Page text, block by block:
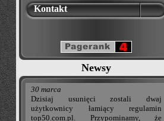
Kontakt
Newsy
30 marca
Dzisiaj usunięci zostali dwaj
użytkownicy łamiący regulamin
top50.com.pl. Przypominamy, że